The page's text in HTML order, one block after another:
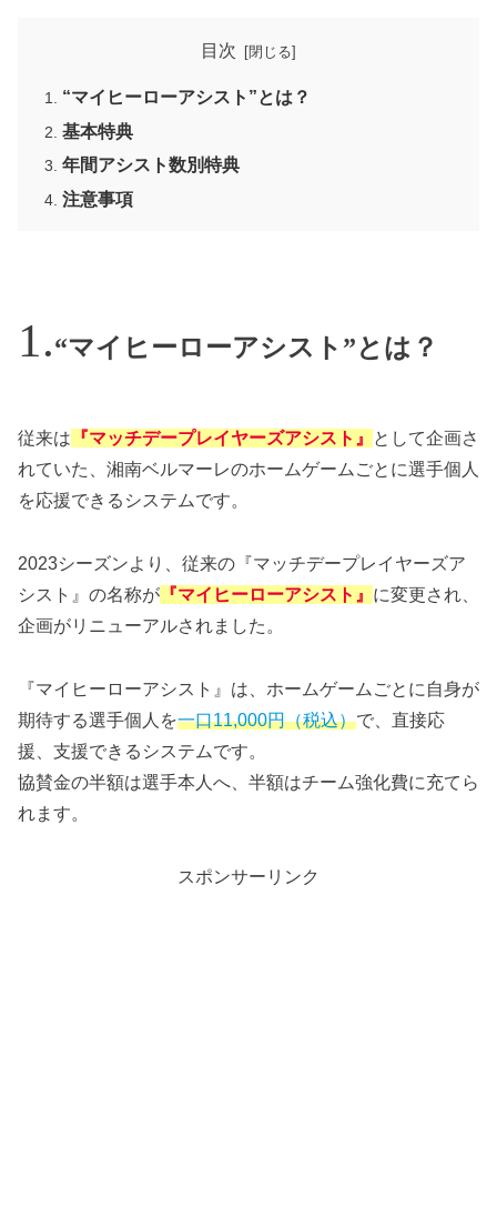
目次
“マイヒーローアシスト”とは？
基本特典
年間アシスト数別特典
注意事項
“マイヒーローアシスト”とは？
従来は 『マッチデープレイヤーズアシスト』
として企画さ
れていた、湘南ベルマーレのホームゲームごとに選手個人
を応援できるシステムです。
2023シーズンより、従来の『マッチデープレイヤーズア
シスト』の名称が 『マイヒーローアシスト』 に変更され、
企画がリニューアルされました。
『マイヒーローアシスト』は、ホームゲームごとに自身が
期待する選手個人を一口11,000円（税込）で、直接応
援、支援できるシステムです。
協賛金の半額は選手本人へ、半額はチーム強化費に充てら
れます。
スポンサーリンク